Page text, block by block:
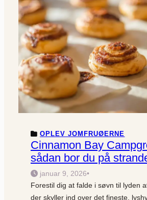
OPLEV JOMFRUØERNE
Cinnamon Bay
sådan bor du på
januar 9, 2026•
Forestil dig at falde i søvn til lyden
der skyller ind over det fineste,